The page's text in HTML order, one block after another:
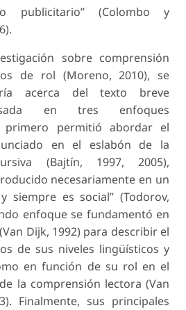
publicitario” (Colombo y
sobre comprensión
de rol (Moreno, 2010), se
acerca del texto breve
en tres enfoques
primero permitió abordar el
en el eslabón de la
(Bajtín, 1997, 2005),
necesariamente en un
siempre es social” (Todorov,
enfoque se fundamentó en
Dijk, 1992) para describir el
de sus niveles lingüísticos y
en función de su rol en el
la comprensión lectora (Van
Finalmente, sus principales